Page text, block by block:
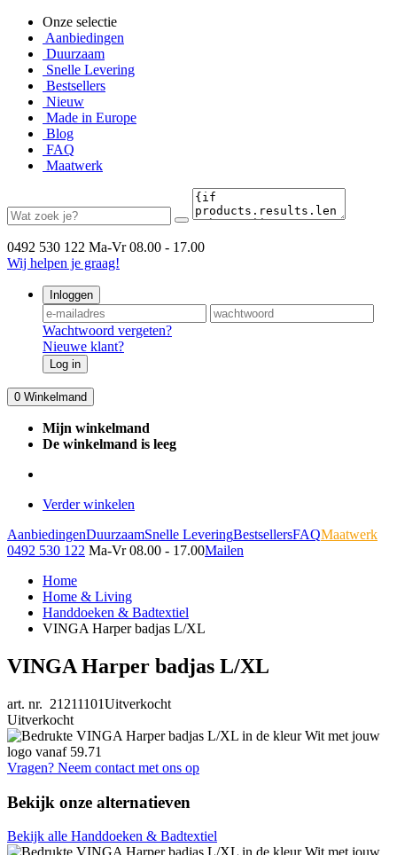
Onze selectie
Aanbiedingen
Duurzaam
Snelle Levering
Bestsellers
Nieuw
Made in Europe
Blog
FAQ
Maatwerk
0492 530 122 Ma-Vr 08.00 - 17.00
Wij helpen je graag!
Inloggen
Wachtwoord vergeten?
Nieuwe klant?
Log in
0 Winkelmand
Mijn winkelmand
De winkelmand is leeg
Verder winkelen
AanbiedingenDuurzaamSnelle LeveringBestsellersFAQMaatwerk
0492 530 122 Ma-Vr 08.00 - 17.00Mailen
Home
Home & Living
Handdoeken & Badtextiel
VINGA Harper badjas L/XL
VINGA Harper badjas L/XL
art. nr. 21211101Uitverkocht
Uitverkocht
Vragen? Neem contact met ons op
Bekijk onze alternatieven
Bekijk alle Handdoeken & Badtextiel